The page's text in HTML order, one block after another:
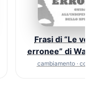
Frasi di “Le
erronee” di
cambiamento ·